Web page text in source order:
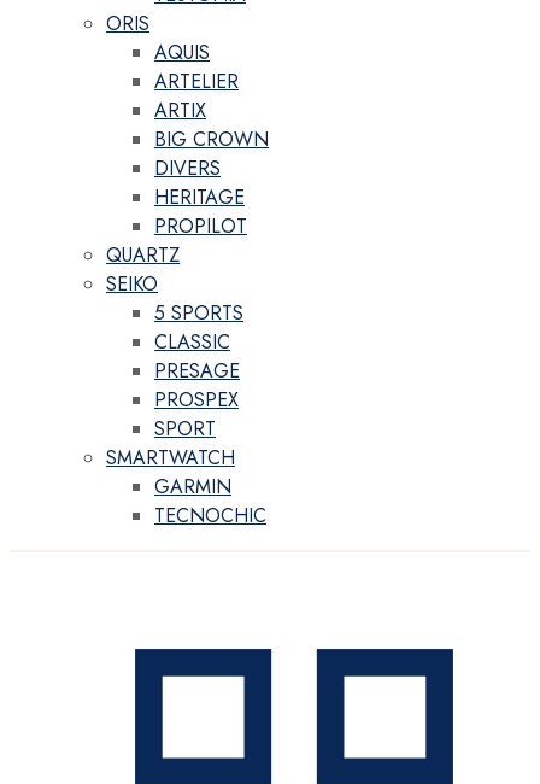
ORIS
AQUIS
ARTELIER
ARTIX
BIG CROWN
DIVERS
HERITAGE
PROPILOT
QUARTZ
SEIKO
5 SPORTS
CLASSIC
PRESAGE
PROSPEX
SPORT
SMARTWATCH
GARMIN
TECNOCHIC